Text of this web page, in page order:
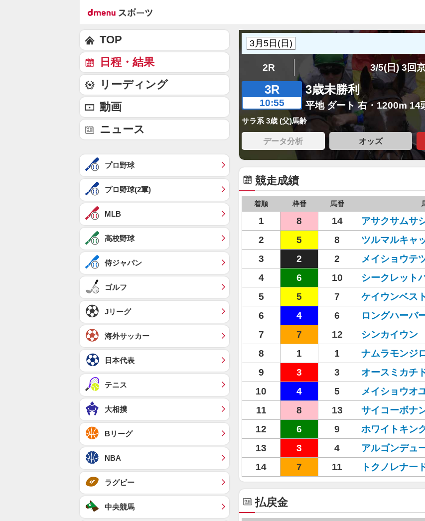
2R 3/5(日) 3回
3R
10:55
3歳未勝利
平地 ダート 右・1200m 14
サラ系 3歳 (父)馬齢
データ分析 オッズ
競走成績
着順 枠番 馬番
1 8 14 アサクサムサ
2
5 8 ツルマルキャ
3
2 2 メイショウテ
4
6 10 シークレット
5
5 7 ケイウンベス
6
4 6 ロングハーバ
7
7 12 シンカイウン
8
1 1 ナムラモンジ
9
3 3 オースミカチ
10
4 5 メイショウオ
11
8 13 サイコーボナ
12
6 9 ホワイトキン
13
3 4 アルゴンデュ
14
7 11 トクノレナー
払戻金
TOP
日程・結果
リーディング
動画
ニュース
プロ野球
プロ野球(2軍)
MLB
高校野球
侍ジャパン
ゴルフ
Jリーグ
海外サッカー
日本代表
テニス
大相撲
Bリーグ
NBA
ラグビー
中央競馬